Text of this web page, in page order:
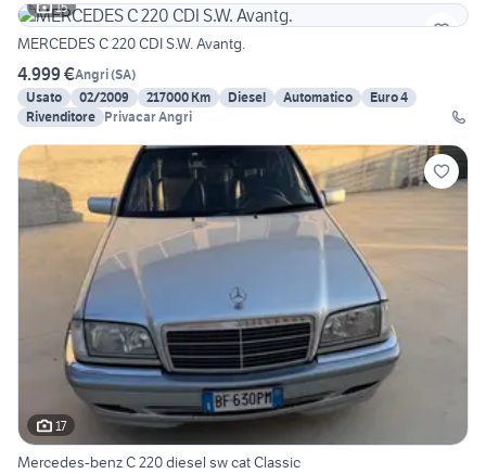
15
MERCEDES C 220 CDI S.W. Avantg.
4.999 €Angri(SA)
Usato
02/2009 217000 Km Diesel Automatico
Euro 4
Rivenditore Privacar Angri
17
Mercedes-benz C 220 diesel sw cat Classic